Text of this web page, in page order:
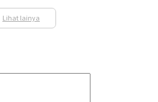
Lihat lainya